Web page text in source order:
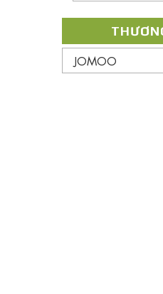
JOMOO